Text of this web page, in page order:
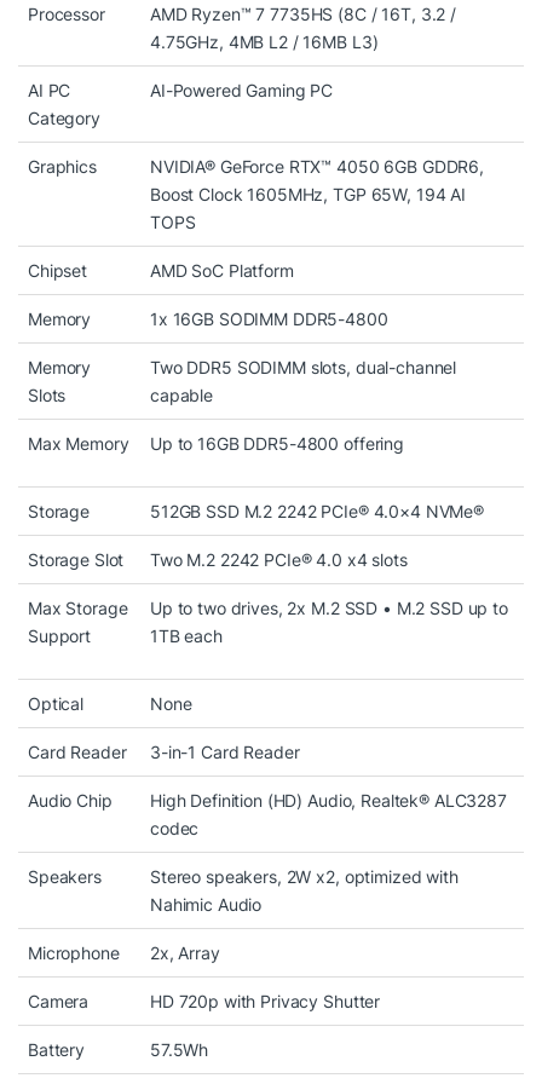
Bản lề được hoàn thiện cứng cáp, mở máy mượt mà.
Phần kê tay rộng rãi, thoải mái khi thao tác thời gian
dài. Lenovo tiếp tục sử dụng hệ thống tản nhiệt
ColdFront 3.0 với các khe thoát gió lớn phía sau và
cạnh bên, cho khả năng xử lý nhiệt hiệu quả hơn trong
các tác vụ nặng.
Hiệu năng vượt trội với Ryzen 7-
7735HS
Lenovo LOQ 15ARP10E 83S0004FVN
ở bộ xử lý AMD Ryzen 7-7735HS, thuộc dòng HS tối ưu
hiệu năng – tiết kiệm năng lượng. Với 8 nhân, 16 luồng,
xung nhịp tối đa 4.75GHz, con chip này dư sức đáp ứng
từ tác vụ văn phòng đến render 3D nhẹ, lập trình, chạy
đa tab Chrome, dựng video Full HD và chơi nhiều tựa
game phổ biến.
Nhờ tiến trình Zen 3+, Ryzen 7-7735HS vừa mang lại
Processor
AMD Ryzen™ 7 7735HS (8C / 16T, 3.2 /
4.75GHz, 4MB L2 / 16MB L3)
AI PC
Category
AI-Powered Gaming PC
Graphics
NVIDIA® GeForce RTX™ 4050 6GB GDDR6,
Boost Clock 1605MHz, TGP 65W, 194 AI
TOPS
Chipset AMD SoC Platform
Memory 1x 16GB SODIMM DDR5-4800
Memory
Slots
Two DDR5 SODIMM slots, dual-channel
capable
Max Memory Up to 16GB DDR5-4800 offering
Storage 512GB SSD M.2 2242 PCIe® 4.0×4 NVMe®
Storage Slot Two M.2 2242 PCIe® 4.0 x4 slots
Max Storage
Support
Up to two drives, 2x M.2 SSD • M.2 SSD up to
1TB each
Optical None
Card Reader 3-in-1 Card Reader
Audio Chip
High Definition (HD) Audio, Realtek® ALC3287
codec
Speakers
Stereo speakers, 2W x2, optimized with
Nahimic Audio
Microphone 2x, Array
Camera HD 720p with Privacy Shutter
Battery 57.5Wh